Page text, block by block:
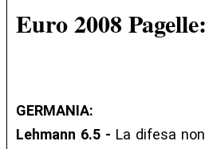
Euro 2008
GERMANIA:
Lehmann 6.5 - La difesa